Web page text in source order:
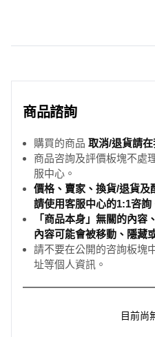
商品諮詢
購買的商品 取消/退貨請
商品咨詢及評價板塊不處
服中心。
價格、賣家、換貨/退貨及
請使用客服中心的1:1咨詢
「商品本身」無關的內
內容可能會被移動、隱藏
請不要在公開的咨詢板塊
址等個人資訊。
目前尚